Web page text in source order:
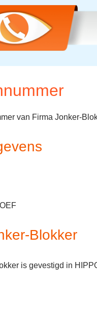
van Firma Jonker-
Blokker
is gevestigd in